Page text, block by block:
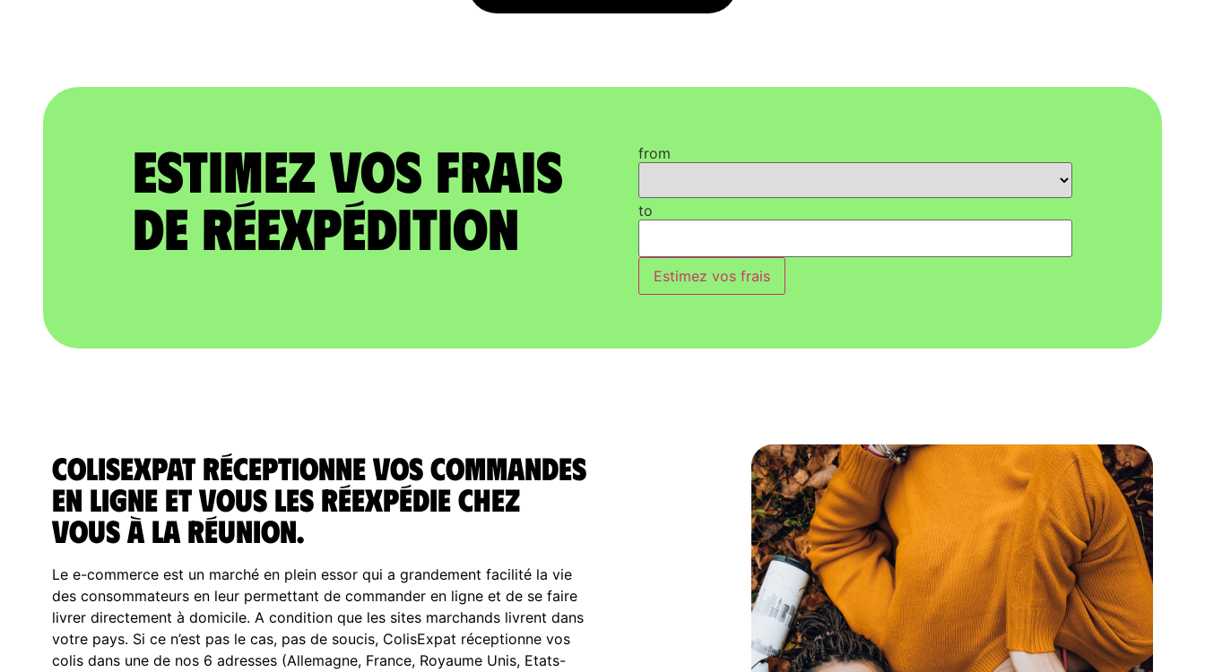
Estimez vos frais
de réexpédition
from
to
Estimez vos frais
ColisExpat réceptionne vos commandes
en ligne et vous les réexpédie chez
vous à la Réunion.
Le e-commerce est un marché en plein essor qui a grandement facilité la vie
des consommateurs en leur permettant de commander en ligne et de se faire
livrer directement à domicile. A condition que les sites marchands livrent dans
votre pays. Si ce n’est pas le cas, pas de soucis, ColisExpat réceptionne vos
colis dans une de nos 6 adresses (Allemagne, France, Royaume Unis, Etats-